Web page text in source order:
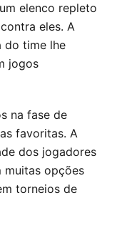
elenco repleto
eles. A
do time lhe
jogos
na fase de
favoritas. A
dos jogadores
muitas opções
torneios de